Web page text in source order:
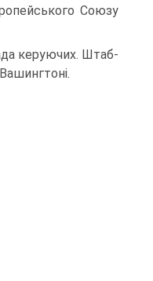
Союзу
керуючих. Штаб-